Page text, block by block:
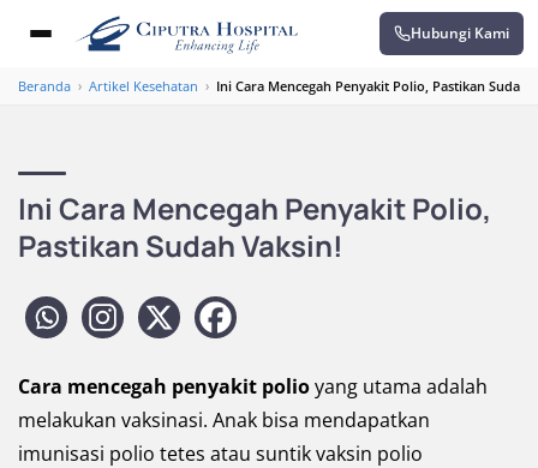
Hubungi Kami
Beranda › Artikel Kesehatan › Ini Cara Mencegah Penyakit Polio, Pastikan Sudah
Ini Cara Mencegah Penyakit Polio,
Pastikan Sudah Vaksin!
Cara mencegah penyakit polioyang utama adalah
melakukan vaksinasi. Anak bisa mendapatkan
imunisasi polio tetes atau suntik vaksin polio